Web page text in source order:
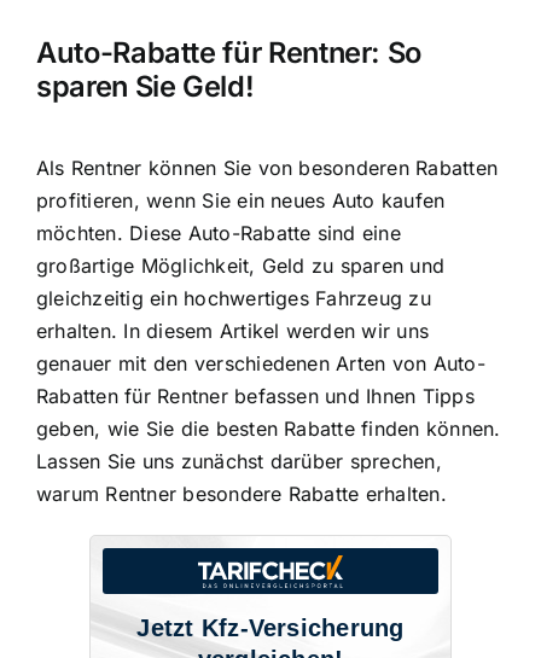
Auto-Rabatte für Rentner: So
sparen Sie Geld!
Als Rentner können Sie von besonderen Rabatten
profitieren, wenn Sie ein neues Auto kaufen
möchten. Diese Auto-Rabatte sind eine
großartige Möglichkeit, Geld zu sparen und
gleichzeitig ein hochwertiges Fahrzeug zu
erhalten. In diesem Artikel werden wir uns
genauer mit den verschiedenen Arten von Auto-
Rabatten für Rentner befassen und Ihnen Tipps
geben, wie Sie die besten Rabatte finden können.
Lassen Sie uns zunächst darüber sprechen,
warum Rentner besondere Rabatte erhalten.
Jetzt Kfz-Versicherung